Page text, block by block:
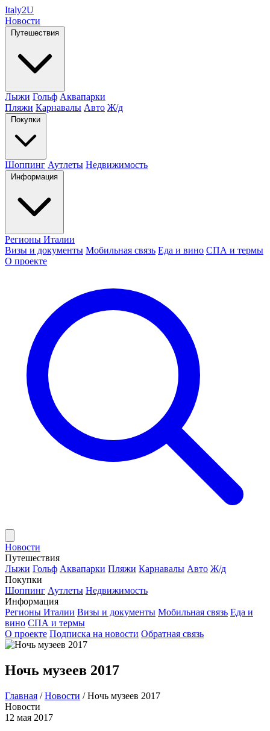
Italy2U
Новости
Путешествия
Лыжи Гольф Аквапарки
Пляжи Карнавалы Авто Ж/д
Покупки
Шоппинг Аутлеты Недвижимость
Информация
Регионы Италии
Визы и документы Мобильная связь Еда и вино СПА и термы
О проекте
Новости
Путешествия
Лыжи Гольф Аквапарки Пляжи Карнавалы Авто Ж/д
Покупки
Шоппинг Аутлеты Недвижимость
Информация
Регионы Италии Визы и документы Мобильная связь Еда и
вино СПА и термы
О проекте Подписка на новости Обратная связь
Ночь музеев 2017
Главная / Новости / Ночь музеев 2017
Новости
12 мая 2017